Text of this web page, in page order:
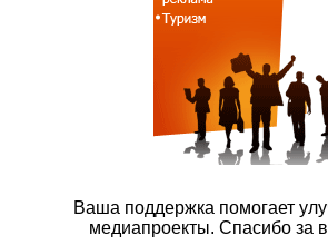
Ваша поддержка помогает
медиапроекты. Спасибо за